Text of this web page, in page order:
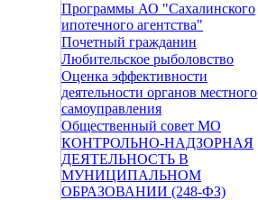
Программы АО "Сахалинского
ипотечного агентства"
Почетный гражданин
Любительское рыболовство
Оценка эффективности
деятельности органов местного
самоуправления
Общественный совет МО
КОНТРОЛЬНО-НАДЗОРНАЯ
ДЕЯТЕЛЬНОСТЬ В
МУНИЦИПАЛЬНОМ
ОБРАЗОВАНИИ (248-ФЗ)